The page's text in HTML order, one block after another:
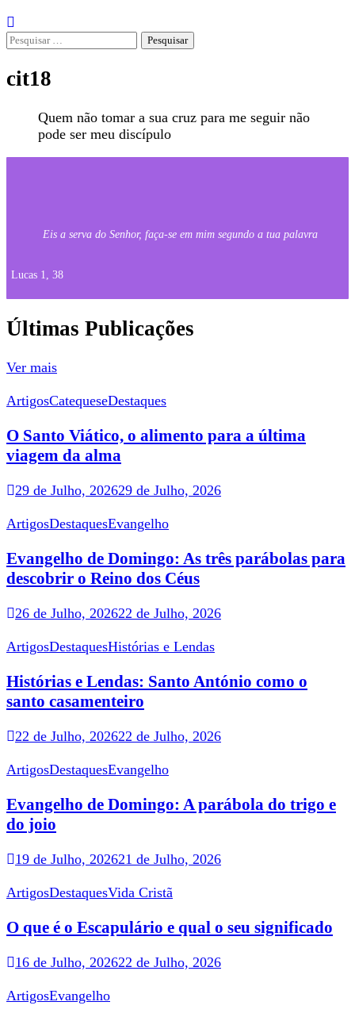
Pesquisar
cit18
Quem não tomar a sua cruz para me seguir não
pode ser meu discípulo
Eis a serva do Senhor, faça-se em mim segundo a tua palavra
Lucas 1, 38
Últimas Publicações
Ver mais
ArtigosCatequeseDestaques
O Santo Viático, o alimento para a última
viagem da alma
29 de Julho, 202629 de Julho, 2026
ArtigosDestaquesEvangelho
Evangelho de Domingo: As três parábolas para
descobrir o Reino dos Céus
26 de Julho, 202622 de Julho, 2026
ArtigosDestaquesHistórias e Lendas
Histórias e Lendas: Santo António como o
santo casamenteiro
22 de Julho, 202622 de Julho, 2026
ArtigosDestaquesEvangelho
Evangelho de Domingo: A parábola do trigo e
do joio
19 de Julho, 202621 de Julho, 2026
ArtigosDestaquesVida Cristã
O que é o Escapulário e qual o seu significado
16 de Julho, 202622 de Julho, 2026
ArtigosEvangelho